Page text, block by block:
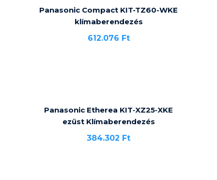
Panasonic Compact KIT-TZ60-WKE
klímaberendezés
612.076 Ft
Panasonic Etherea KIT‐XZ25‐XKE
ezüst Klímaberendezés
384.302 Ft